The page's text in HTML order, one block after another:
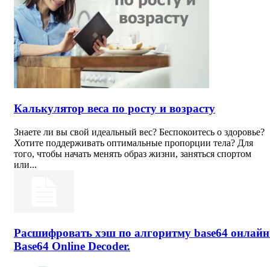
Калькулятор веса по росту и возрасту
Знаете ли вы свой идеальный вес? Беспокоитесь о здоровье?
Хотите поддерживать оптимальные пропорции тела? Для
того, чтобы начать менять образ жизни, заняться спортом
или...
Расшифровать хэш по алгоритму base64
Base64 Online Decoder.